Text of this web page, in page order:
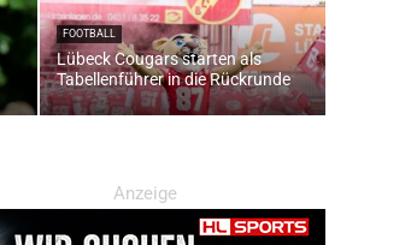
FOOTBALL
Lübeck Cougars starten als
Tabellenführer in die Rückrunde
Anzeige